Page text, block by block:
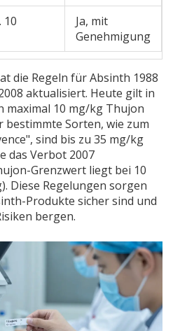
10
Ja, mit
Genehmigung
die Regeln für Absinth 1988
aktualisiert. Heute gilt in
maximal 10 mg/kg Thujon
bestimmte Sorten, wie zum
sind bis zu 35 mg/kg
das Verbot 2007
Grenzwert liegt bei 10
Diese Regelungen sorgen
Produkte sicher sind und
bergen.